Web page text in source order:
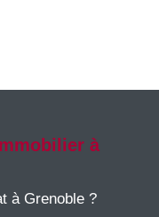
à
à Grenoble ?